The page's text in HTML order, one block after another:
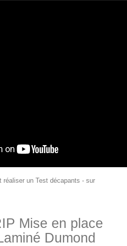
un Test décapants - sur
Mise en place
Dumond